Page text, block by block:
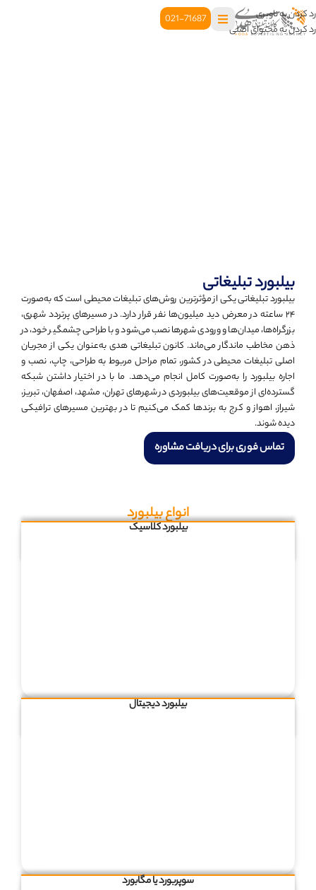
رد کردن به ناوبری
رد کردن به محتوای اصلی
021-71687
بیلبورد تبلیغاتی
بیلبورد تبلیغاتی یکی از مؤثرترین روش‌های تبلیغات محیطی است که به‌صورت
۲۴ ساعته در معرض دید میلیون‌ها نفر قرار دارد. در مسیرهای پرتردد شهری،
بزرگراه‌ها، میدان‌ها و ورودی شهرها نصب می‌شود و با طراحی چشمگیر خود، در
ذهن مخاطب ماندگار می‌ماند. کانون تبلیغاتی هدی به‌عنوان یکی از مجریان
اصلی تبلیغات محیطی در کشور، تمام مراحل مربوط به طراحی، چاپ، نصب و
اجاره بیلبورد را به‌صورت کامل انجام می‌دهد. ما با در اختیار داشتن شبکه
گسترده‌ای از موقعیت‌های بیلبوردی در شهرهای تهران، مشهد، اصفهان، تبریز،
شیراز، اهواز و کرج به برندها کمک می‌کنیم تا در بهترین مسیرهای ترافیکی
دیده شوند.
تماس فوری برای دریافت مشاوره
انواع بیلبورد
بیلبورد کلاسیک
بیلبورد دیجیتال
سوپربورد یا مگابورد